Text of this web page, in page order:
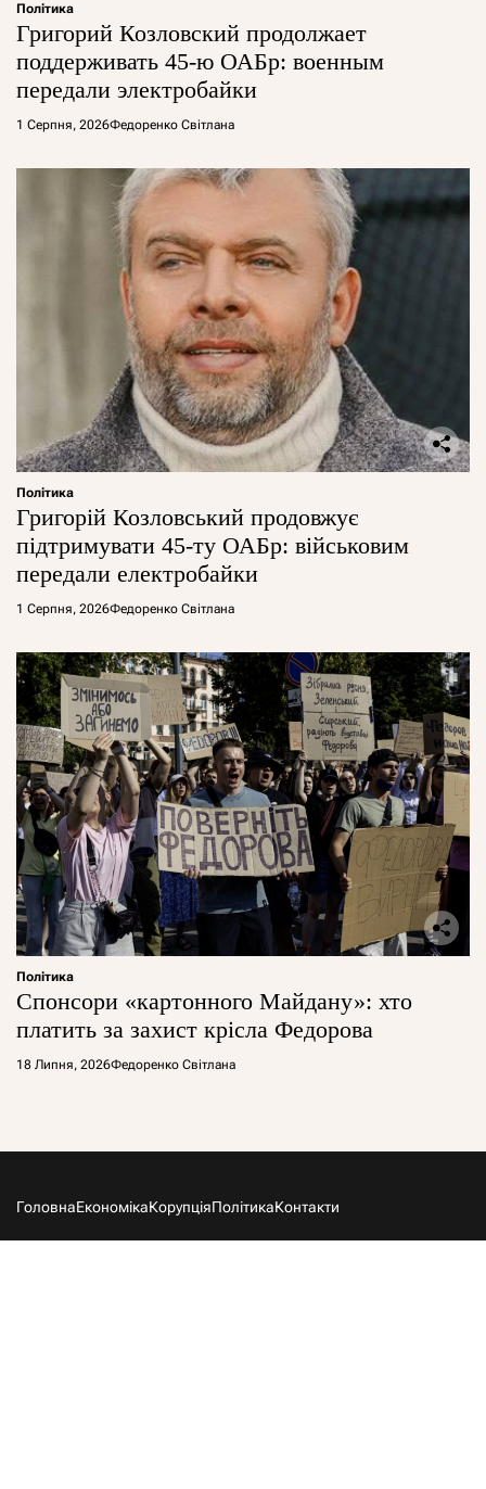
Політика
Григорий Козловский продолжает
поддерживать 45-ю ОАБр: военным
передали электробайки
1 Серпня, 2026Федоренко Світлана
Політика
Григорій Козловський продовжує
підтримувати 45-ту ОАБр: військовим
передали електробайки
1 Серпня, 2026Федоренко Світлана
Політика
Спонсори «картонного Майдану»: хто
платить за захист крісла Федорова
18 Липня, 2026Федоренко Світлана
ГоловнаЕкономікаКорупціяПолітикаКонтакти